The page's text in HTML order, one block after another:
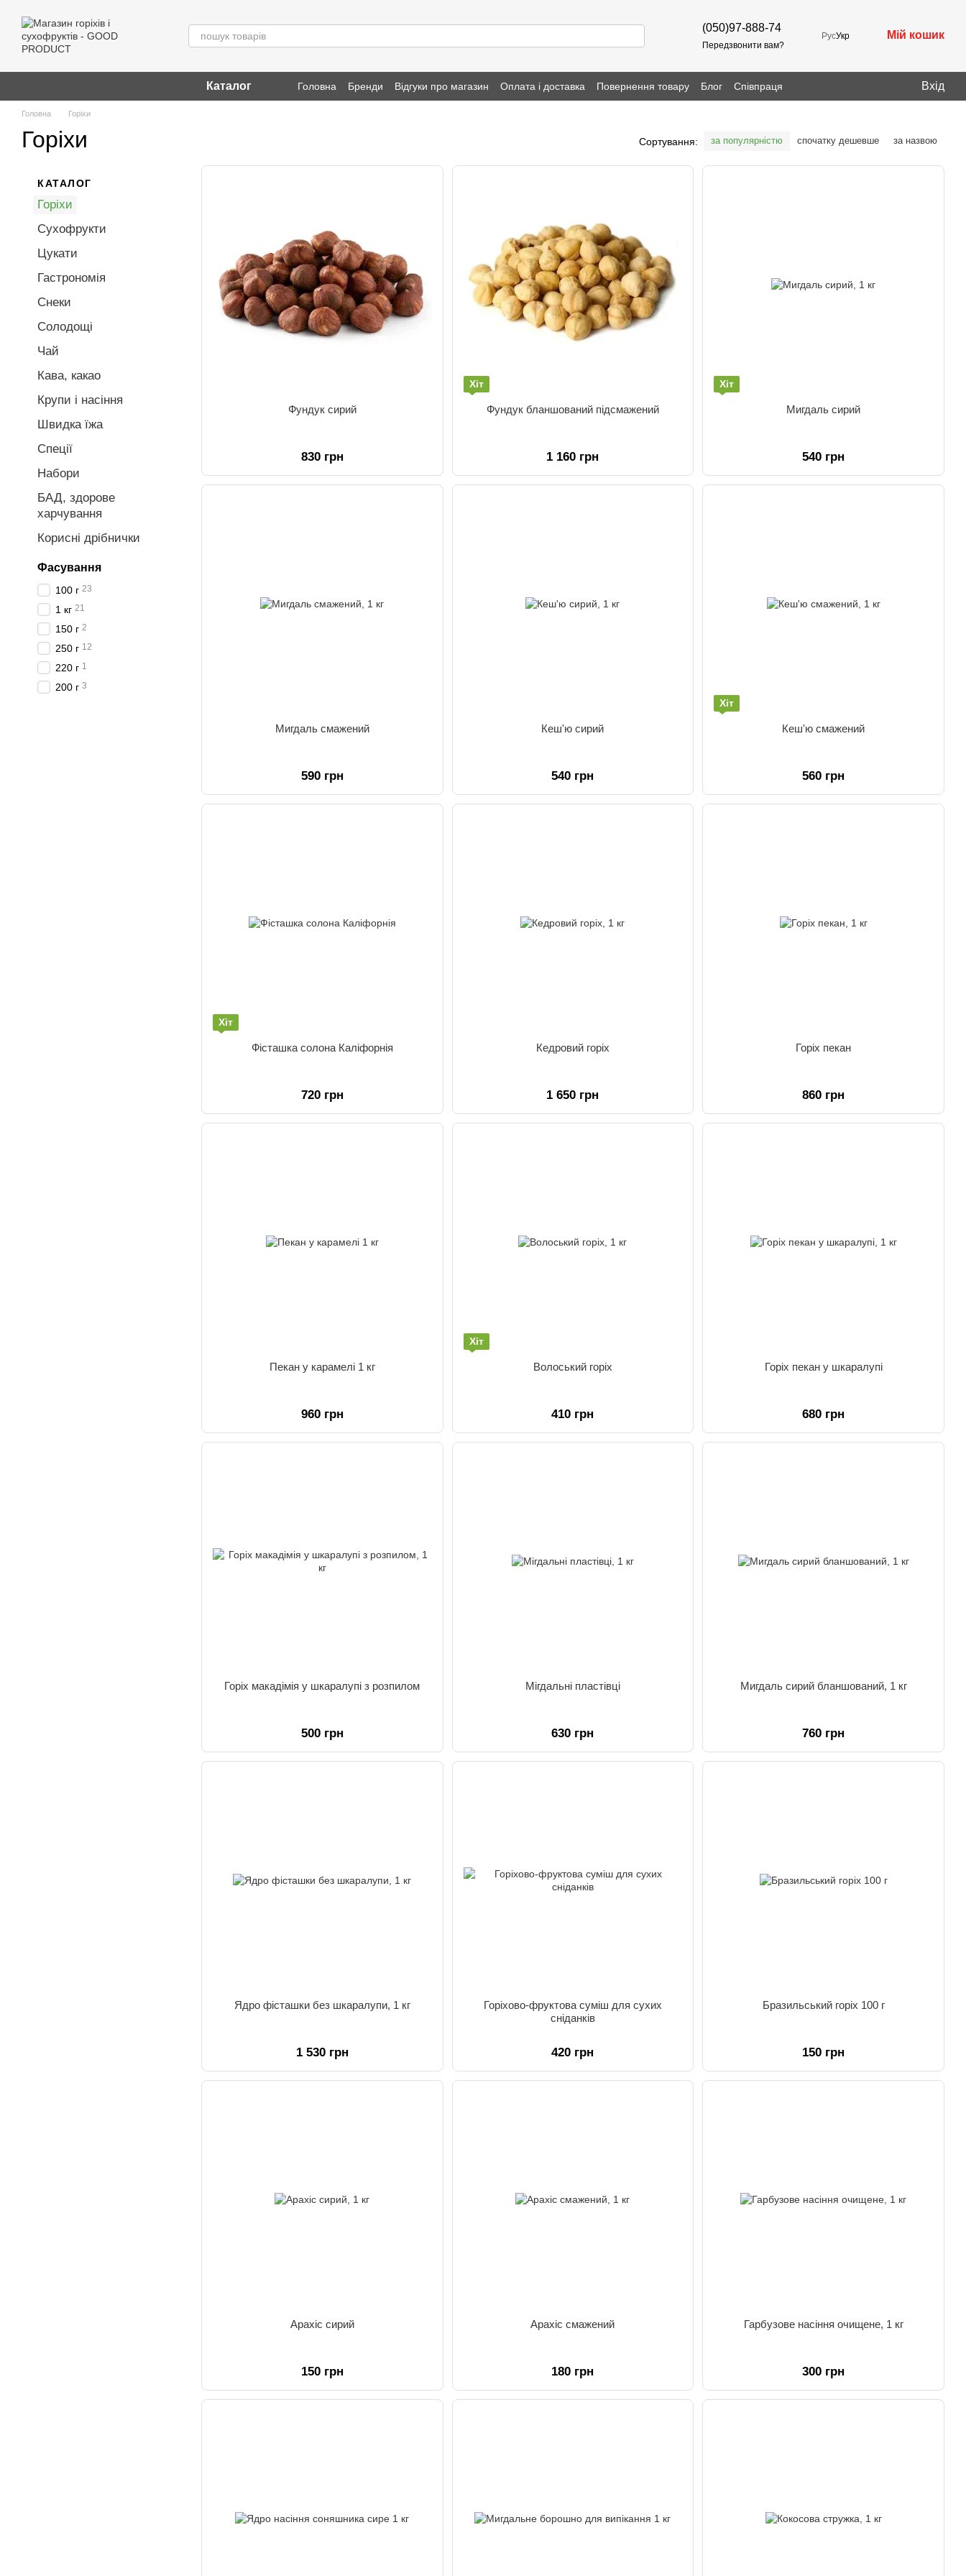
(050)97-888-74
Передзвонити вам?
РусУкр Мій кошик
Каталог Головна Бренди Відгуки про магазин Оплата і доставка Повернення товару Блог Співпраця Вхід
Головна Горіхи
Горіхи Сортування: за популярністю спочатку дешевше за назвою
Фундук сирий
830 грн
Хіт
Фундук бланшований підсмажений
1 160 грн
Хіт
Мигдаль сирий
540 грн
Мигдаль смажений
590 грн
Кеш'ю сирий
540 грн
Хіт
Кеш'ю смажений
560 грн
Хіт
Фісташка солона Каліфорнія
720 грн
Кедровий горіх
1 650 грн
Горіх пекан
860 грн
Пекан у карамелі 1 кг
960 грн
Хіт
Волоський горіх
410 грн
Горіх пекан у шкаралупі
680 грн
Горіх макадімія у шкаралупі з розпилом
500 грн
Мігдальні пластівці
630 грн
Мигдаль сирий бланшований, 1 кг
760 грн
Ядро фісташки без шкаралупи, 1 кг
1 530 грн
Горіхово-фруктова суміш для сухих
сніданків
420 грн
Бразильський горіх 100 г
150 грн
Арахіс сирий
150 грн
Арахіс смажений
180 грн
Гарбузове насіння очищене, 1 кг
300 грн
КАТАЛОГ
Горіхи
Сухофрукти
Цукати
Гастрономія
Снеки
Солодощі
Чай
Кава, какао
Крупи і насіння
Швидка їжа
Спеції
Набори
БАД, здорове
харчування
Корисні дрібнички
Фасування
100 г 23
1 кг 21
150 г 2
250 г 12
220 г 1
200 г 3